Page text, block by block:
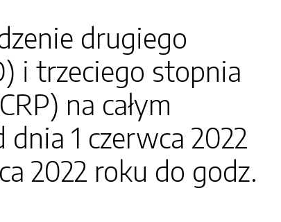
drugiego
i trzeciego stopnia
na całym
1 czerwca 2022
2022 roku do godz.